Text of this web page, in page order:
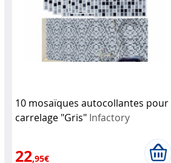
10 mosaïques autocollantes pour
carrelage "Gris" Infactory
22,95€